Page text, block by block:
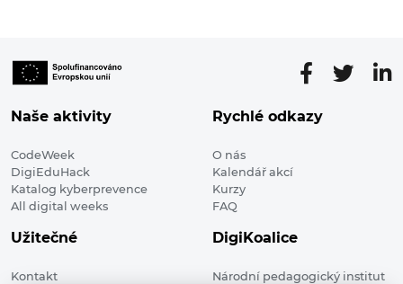
Naše aktivity
CodeWeek
DigiEduHack
Katalog kyberprevence
All digital weeks
Rychlé odkazy
O nás
Kalendář akcí
Kurzy
FAQ
Užitečné
Kontakt
DigiKoalice
Národní pedagogický institut